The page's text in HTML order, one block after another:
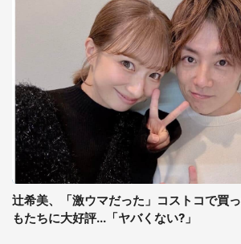
辻希美、「激ウマだった」コストコで買
もたちに大好評...「ヤバくない?」